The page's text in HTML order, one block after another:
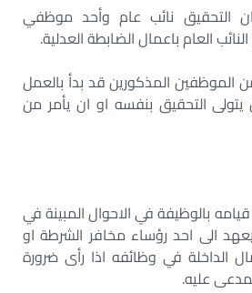
التحقيق نائب عام وأحد موظفي
العام باعمال الضابطة العدلية.
الموظفين المذكورين قد بدأ بالعمل
يتولى التحقيق بنفسه او ان يأمر من
قيامه بالوظيفة في الاحوال المبينة في
29 و 42 ان يعهد الى احد رؤساء مخافر الشرطة او
الداخلة في وظائفه اذا رأى ضرورة
عليه.